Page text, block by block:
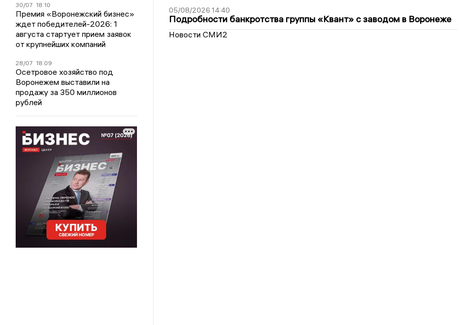
30/07 18:10
Премия «Воронежский бизнес»
ждет победителей-2026: 1
августа стартует прием заявок
от крупнейших компаний
28/07 18:09
Осетровое хозяйство под
Воронежем выставили на
продажу за 350 миллионов
рублей
05/08/2026 14:40
Подробности банкротства группы «Квант» с заводом в Воронеже
Новости СМИ2